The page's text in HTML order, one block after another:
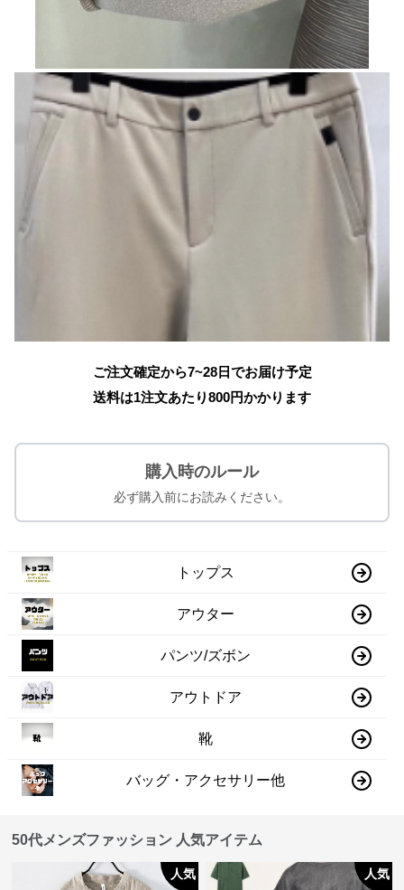
ご注文確定から7~28日でお届け予定
送料は1注文あたり800円かかります
購入時のルール
必ず購入前にお読みください。
トップス
アウター
パンツ/ズボン
アウトドア
靴
バッグ・アクセサリー他
50代メンズファッション 人気アイテム
人気 人気